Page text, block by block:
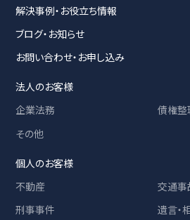
解決事例・お役立ち情報
ブログ・お知らせ
お問い合わせ・お申し込み
法人のお客様
企業法務
債権整
その他
個人のお客様
不動産
交通事
刑事事件
遺言・